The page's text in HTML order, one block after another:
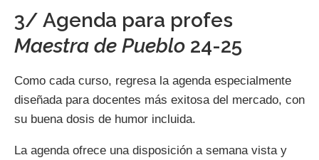
3/ Agenda para profes
Maestra de Pueblo 24-25
Como cada curso, regresa la agenda especialmente
diseñada para docentes más exitosa del mercado, con
su buena dosis de humor incluida.
La agenda ofrece una disposición a semana vista y